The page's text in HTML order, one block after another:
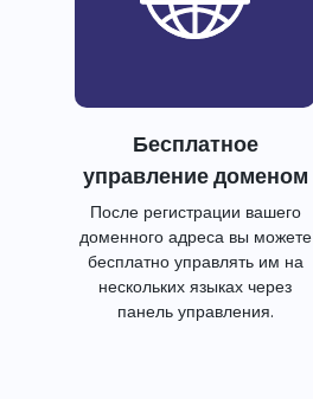
Бесплатное
управление доменом
После регистрации вашего
доменного адреса вы можете
бесплатно управлять им на
нескольких языках через
панель управления.